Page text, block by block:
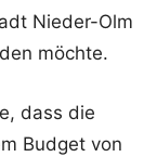
Nieder-Olm
möchte.
dass die
Budget von